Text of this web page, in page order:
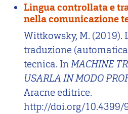
Lingua controllata e
nella comunicazione
Wittkowsky, M.
traduzione
tecnica. InMACHINE
USARLA IN MODO
Aracne editrice.
http://doi.org/10.4399/